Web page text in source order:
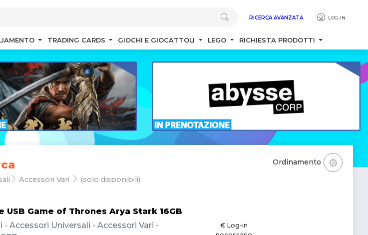
RICERCA AVANZATA LOG-IN
TRADING CARDS GIOCHI E GIOCATTOLI LEGO RICHIESTA PRODOTTI
Accessori Vari (solo disponibili)
Ordinamento
USB Game of Thrones Arya Stark 16GB
- Accessori Universali - Accessori Vari -
€ Log-in